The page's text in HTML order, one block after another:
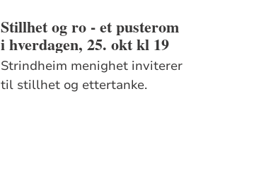
Stillhet og ro - et pusterom
i hverdagen, 25. okt kl 19
Strindheim menighet inviterer
til stillhet og ettertanke.